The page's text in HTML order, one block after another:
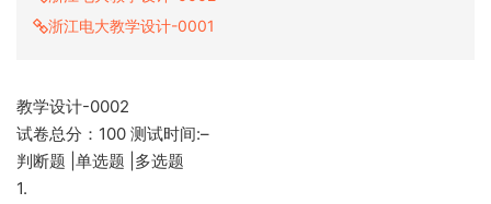
浙江电大教学设计-0001
教学设计-0002
试卷总分：100 测试时间:–
判断题 |单选题 |多选题
1.